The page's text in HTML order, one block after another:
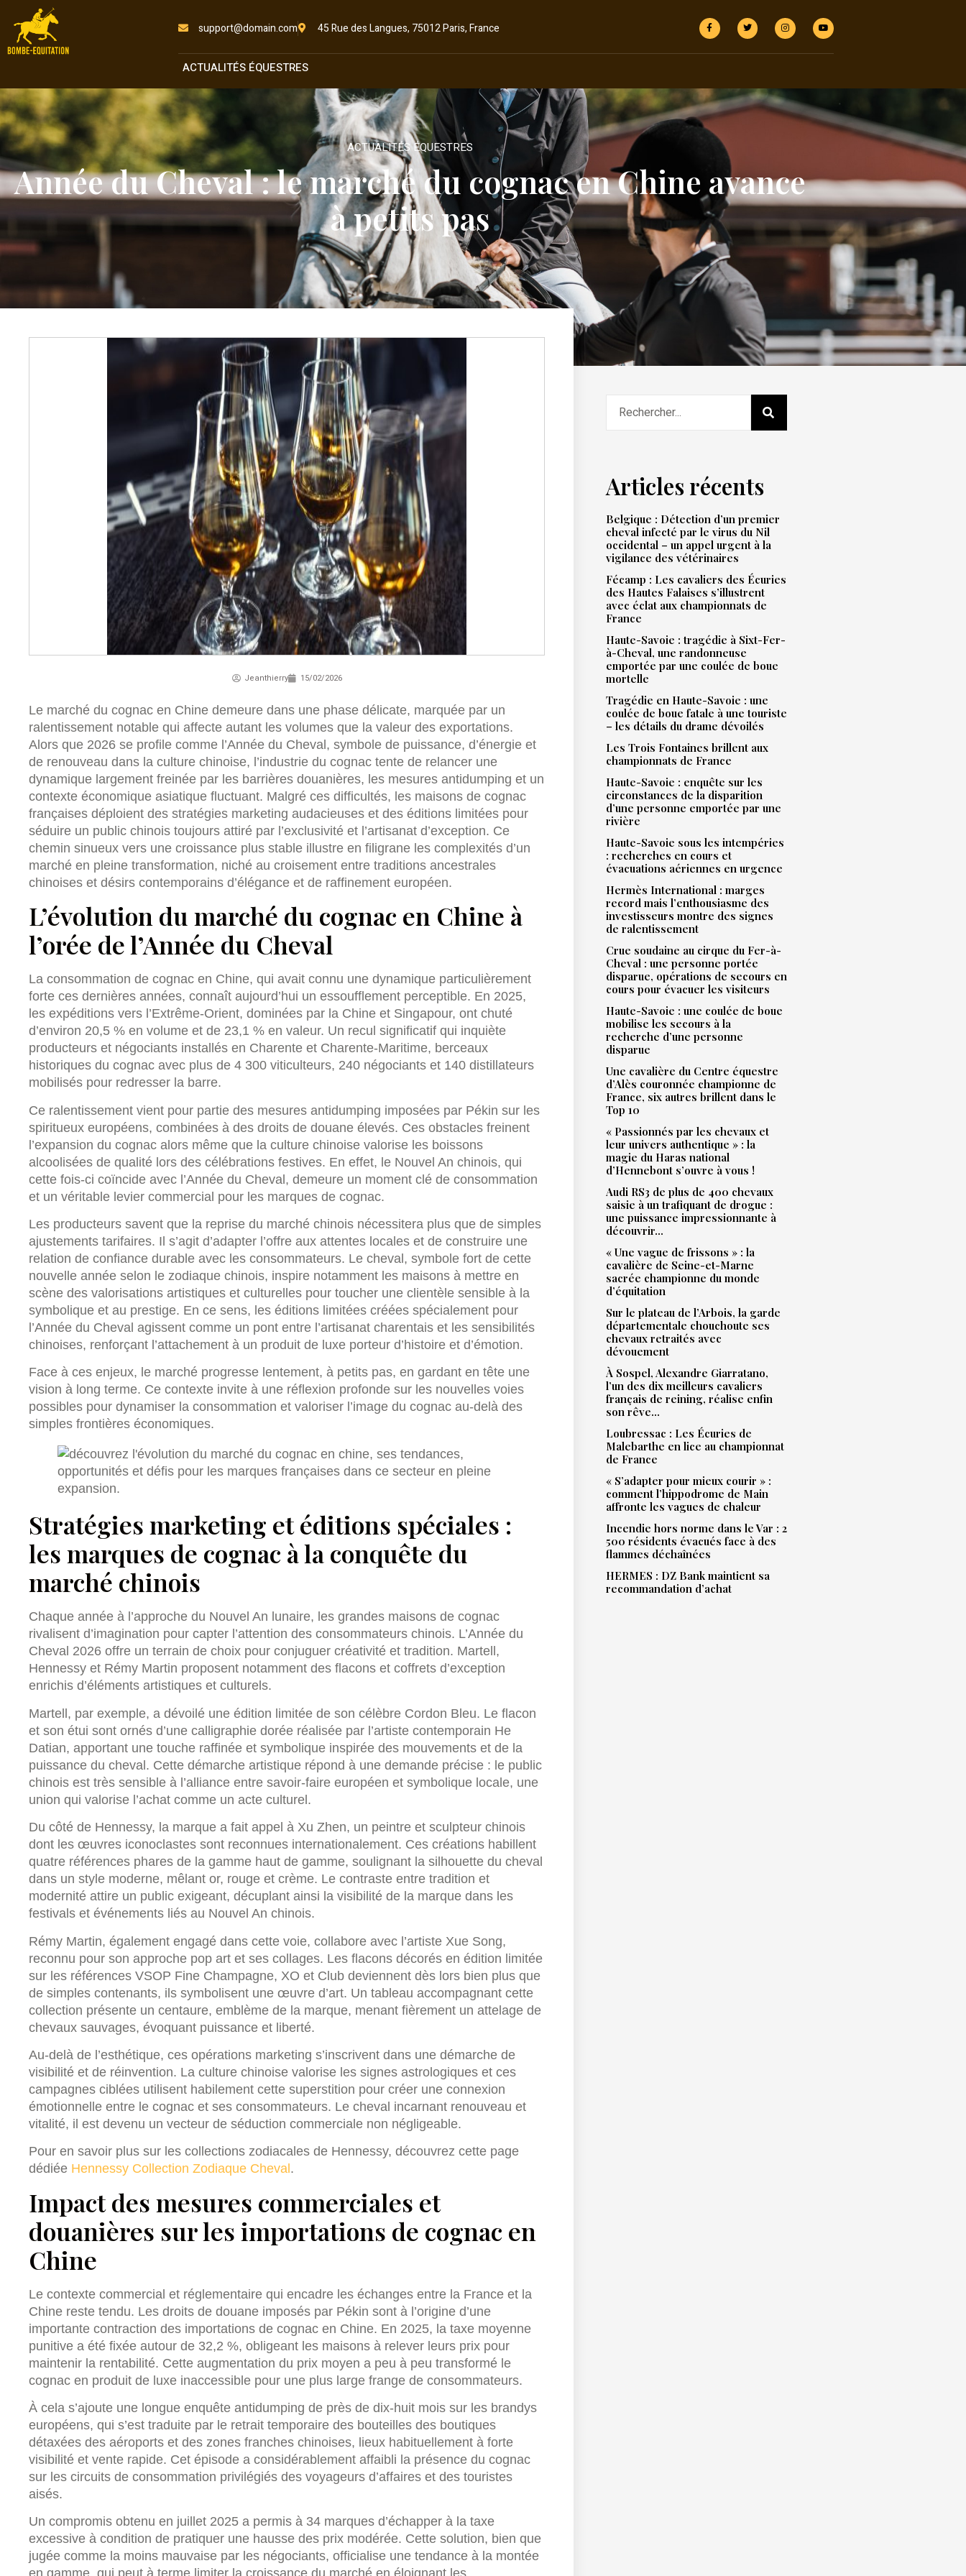
support@domain.com 45 Rue des Langues, 75012 Paris, France
ACTUALITÉS ÉQUESTRES
ACTUALITÉS ÉQUESTRES
Année du Cheval : le marché du cognac en Chine avance
à petits pas
Jeanthierry 15/02/2026
Le marché du cognac en Chine demeure dans une phase délicate, marquée par un
ralentissement notable qui affecte autant les volumes que la valeur des exportations.
Alors que 2026 se profile comme l’Année du Cheval, symbole de puissance, d’énergie et
de renouveau dans la culture chinoise, l’industrie du cognac tente de relancer une
dynamique largement freinée par les barrières douanières, les mesures antidumping et un
contexte économique asiatique fluctuant. Malgré ces difficultés, les maisons de cognac
françaises déploient des stratégies marketing audacieuses et des éditions limitées pour
séduire un public chinois toujours attiré par l’exclusivité et l’artisanat d’exception. Ce
chemin sinueux vers une croissance plus stable illustre en filigrane les complexités d’un
marché en pleine transformation, niché au croisement entre traditions ancestrales
chinoises et désirs contemporains d’élégance et de raffinement européen.
L’évolution du marché du cognac en Chine à
l’orée de l’Année du Cheval
La consommation de cognac en Chine, qui avait connu une dynamique particulièrement
forte ces dernières années, connaît aujourd’hui un essoufflement perceptible. En 2025,
les expéditions vers l’Extrême-Orient, dominées par la Chine et Singapour, ont chuté
d’environ 20,5 % en volume et de 23,1 % en valeur. Un recul significatif qui inquiète
producteurs et négociants installés en Charente et Charente-Maritime, berceaux
historiques du cognac avec plus de 4 300 viticulteurs, 240 négociants et 140 distillateurs
mobilisés pour redresser la barre.
Ce ralentissement vient pour partie des mesures antidumping imposées par Pékin sur les
spiritueux européens, combinées à des droits de douane élevés. Ces obstacles freinent
l’expansion du cognac alors même que la culture chinoise valorise les boissons
alcoolisées de qualité lors des célébrations festives. En effet, le Nouvel An chinois, qui
cette fois-ci coïncide avec l’Année du Cheval, demeure un moment clé de consommation
et un véritable levier commercial pour les marques de cognac.
Les producteurs savent que la reprise du marché chinois nécessitera plus que de simples
ajustements tarifaires. Il s’agit d’adapter l’offre aux attentes locales et de construire une
relation de confiance durable avec les consommateurs. Le cheval, symbole fort de cette
nouvelle année selon le zodiaque chinois, inspire notamment les maisons à mettre en
scène des valorisations artistiques et culturelles pour toucher une clientèle sensible à la
symbolique et au prestige. En ce sens, les éditions limitées créées spécialement pour
l’Année du Cheval agissent comme un pont entre l’artisanat charentais et les sensibilités
chinoises, renforçant l’attachement à un produit de luxe porteur d’histoire et d’émotion.
Face à ces enjeux, le marché progresse lentement, à petits pas, en gardant en tête une
vision à long terme. Ce contexte invite à une réflexion profonde sur les nouvelles voies
possibles pour dynamiser la consommation et valoriser l’image du cognac au-delà des
simples frontières économiques.
Stratégies marketing et éditions spéciales :
les marques de cognac à la conquête du
marché chinois
Chaque année à l’approche du Nouvel An lunaire, les grandes maisons de cognac
rivalisent d’imagination pour capter l’attention des consommateurs chinois. L’Année du
Cheval 2026 offre un terrain de choix pour conjuguer créativité et tradition. Martell,
Hennessy et Rémy Martin proposent notamment des flacons et coffrets d’exception
enrichis d’éléments artistiques et culturels.
Martell, par exemple, a dévoilé une édition limitée de son célèbre Cordon Bleu. Le flacon
et son étui sont ornés d’une calligraphie dorée réalisée par l’artiste contemporain He
Datian, apportant une touche raffinée et symbolique inspirée des mouvements et de la
puissance du cheval. Cette démarche artistique répond à une demande précise : le public
chinois est très sensible à l’alliance entre savoir-faire européen et symbolique locale, une
union qui valorise l’achat comme un acte culturel.
Du côté de Hennessy, la marque a fait appel à Xu Zhen, un peintre et sculpteur chinois
dont les œuvres iconoclastes sont reconnues internationalement. Ces créations habillent
quatre références phares de la gamme haut de gamme, soulignant la silhouette du cheval
dans un style moderne, mêlant or, rouge et crème. Le contraste entre tradition et
modernité attire un public exigeant, décuplant ainsi la visibilité de la marque dans les
festivals et événements liés au Nouvel An chinois.
Rémy Martin, également engagé dans cette voie, collabore avec l’artiste Xue Song,
reconnu pour son approche pop art et ses collages. Les flacons décorés en édition limitée
sur les références VSOP Fine Champagne, XO et Club deviennent dès lors bien plus que
de simples contenants, ils symbolisent une œuvre d’art. Un tableau accompagnant cette
collection présente un centaure, emblème de la marque, menant fièrement un attelage de
chevaux sauvages, évoquant puissance et liberté.
Au-delà de l’esthétique, ces opérations marketing s’inscrivent dans une démarche de
visibilité et de réinvention. La culture chinoise valorise les signes astrologiques et ces
campagnes ciblées utilisent habilement cette superstition pour créer une connexion
émotionnelle entre le cognac et ses consommateurs. Le cheval incarnant renouveau et
vitalité, il est devenu un vecteur de séduction commerciale non négligeable.
Pour en savoir plus sur les collections zodiacales de Hennessy, découvrez cette page
dédiée Hennessy Collection Zodiaque Cheval .
Impact des mesures commerciales et
douanières sur les importations de cognac en
Chine
Le contexte commercial et réglementaire qui encadre les échanges entre la France et la
Chine reste tendu. Les droits de douane imposés par Pékin sont à l’origine d’une
importante contraction des importations de cognac en Chine. En 2025, la taxe moyenne
punitive a été fixée autour de 32,2 %, obligeant les maisons à relever leurs prix pour
maintenir la rentabilité. Cette augmentation du prix moyen a peu à peu transformé le
cognac en produit de luxe inaccessible pour une plus large frange de consommateurs.
À cela s’ajoute une longue enquête antidumping de près de dix-huit mois sur les brandys
européens, qui s’est traduite par le retrait temporaire des bouteilles des boutiques
détaxées des aéroports et des zones franches chinoises, lieux habituellement à forte
visibilité et vente rapide. Cet épisode a considérablement affaibli la présence du cognac
sur les circuits de consommation privilégiés des voyageurs d’affaires et des touristes
aisés.
Un compromis obtenu en juillet 2025 a permis à 34 marques d’échapper à la taxe
excessive à condition de pratiquer une hausse des prix modérée. Cette solution, bien que
jugée comme la moins mauvaise par les négociants, officialise une tendance à la montée
Articles récents
Belgique : Détection d’un premier
cheval infecté par le virus du Nil
occidental – un appel urgent à la
vigilance des vétérinaires
Fécamp : Les cavaliers des Écuries
des Hautes Falaises s’illustrent
avec éclat aux championnats de
France
Haute-Savoie : tragédie à Sixt-Fer-
à-Cheval, une randonneuse
emportée par une coulée de boue
mortelle
Tragédie en Haute-Savoie : une
coulée de boue fatale à une touriste
– les détails du drame dévoilés
Les Trois Fontaines brillent aux
championnats de France
Haute-Savoie : enquête sur les
circonstances de la disparition
d’une personne emportée par une
rivière
Haute-Savoie sous les intempéries
: recherches en cours et
évacuations aériennes en urgence
Hermès International : marges
record mais l’enthousiasme des
investisseurs montre des signes
de ralentissement
Crue soudaine au cirque du Fer-à-
Cheval : une personne portée
disparue, opérations de secours en
cours pour évacuer les visiteurs
Haute-Savoie : une coulée de boue
mobilise les secours à la
recherche d’une personne
disparue
Une cavalière du Centre équestre
d’Alès couronnée championne de
France, six autres brillent dans le
Top 10
« Passionnés par les chevaux et
leur univers authentique » : la
magie du Haras national
d’Hennebont s’ouvre à vous !
Audi RS3 de plus de 400 chevaux
saisie à un trafiquant de drogue :
une puissance impressionnante à
découvrir…
« Une vague de frissons » : la
cavalière de Seine-et-Marne
sacrée championne du monde
d’équitation
Sur le plateau de l’Arbois, la garde
départementale chouchoute ses
chevaux retraités avec
dévouement
À Sospel, Alexandre Giarratano,
l’un des dix meilleurs cavaliers
français de reining, réalise enfin
son rêve…
Loubressac : Les Écuries de
Malebarthe en lice au championnat
de France
« S’adapter pour mieux courir » :
comment l’hippodrome de Main
affronte les vagues de chaleur
Incendie hors norme dans le Var : 2
500 résidents évacués face à des
flammes déchaînées
HERMES : DZ Bank maintient sa
recommandation d’achat